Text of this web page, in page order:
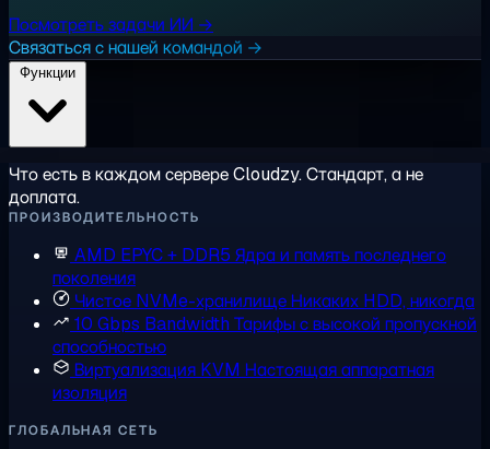
Посмотреть задачи ИИ →
Связаться с нашей командой →
Что есть в каждом сервере Cloudzy. Стандарт, а не
доплата.
ПРОИЗВОДИТЕЛЬНОСТЬ
AMD EPYC + DDR5 Ядра и память последнего
поколения
Чистое NVMe-хранилищеНикаких HDD, никогда
10 Gbps Bandwidth Тарифы с высокой пропускной
способностью
Виртуализация KVM Настоящая аппаратная
изоляция
ГЛОБАЛЬНАЯ СЕТЬ